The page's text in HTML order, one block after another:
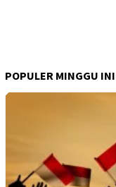
POPULER MINGGU INI